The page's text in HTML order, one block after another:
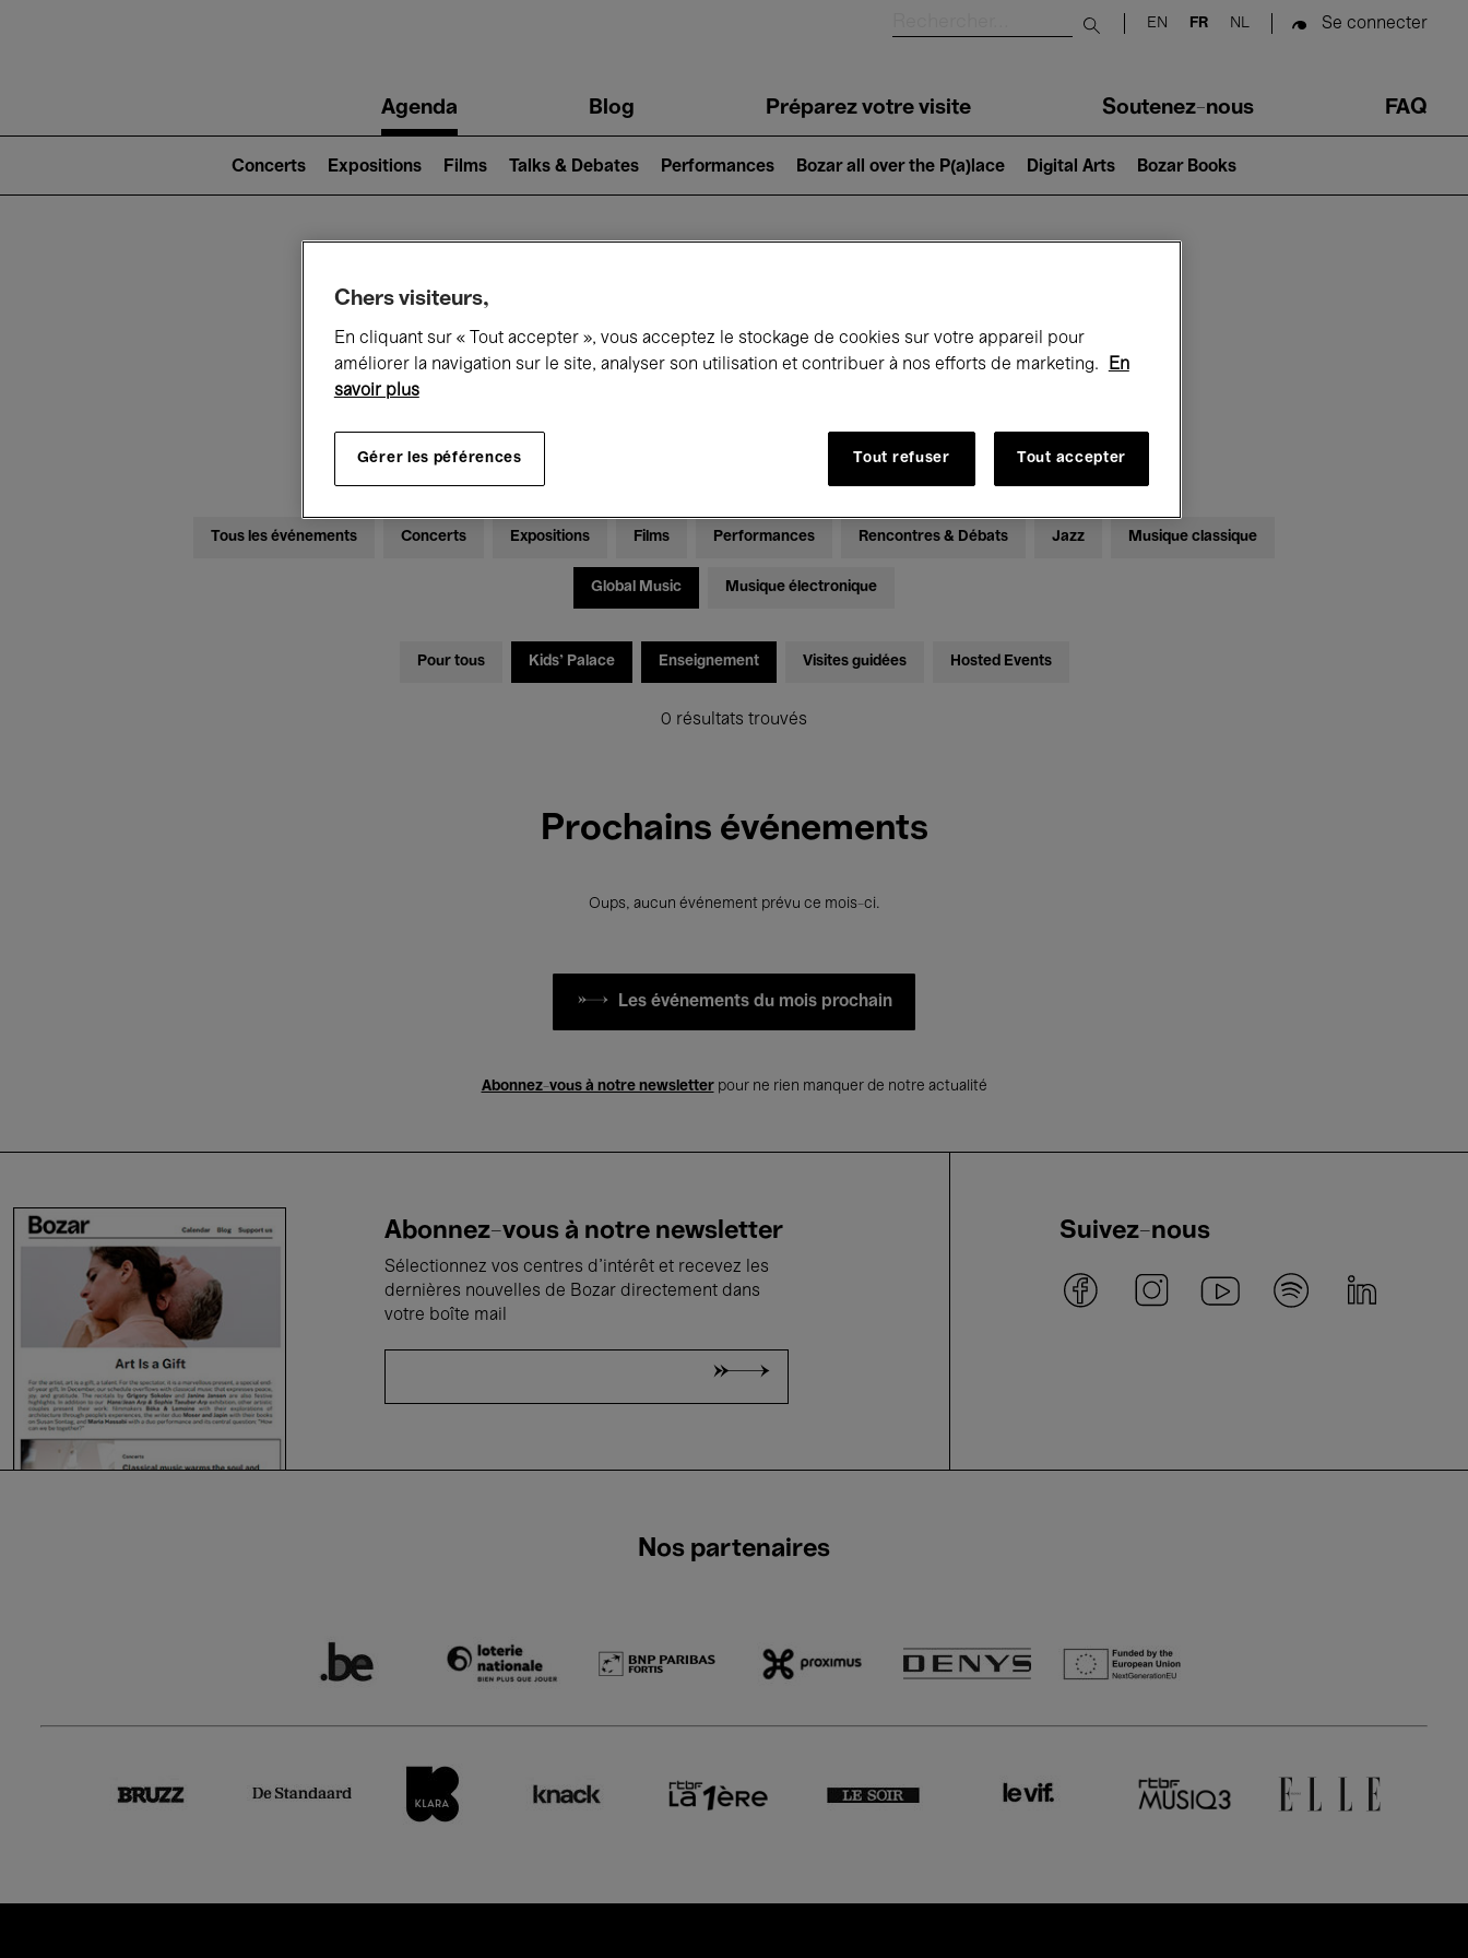
Submit search
EN FR NL Se connecter
navigationAgenda Blog Préparez votre visite Soutenez-nous FAQ
2)
Concerts Expositions Films Talks & Debates Performances Bozar all over the P(a)lace Digital Arts Bozar Books
Ce qui se passe à Bozar
Tous les événements Concerts Expositions Films Performances Rencontres & Débats Jazz Musique classique
Global Music Musique électronique
Pour tous Kids’ Palace Enseignement Visites guidées Hosted Events
0 résultats trouvés
Prochains événements
Oups, aucun événement prévu ce mois-ci.
Les événements du mois prochain
Abonnez-vous à notre newsletterpour ne rien manquer de notre actualité
Abonnez-vous à notre newsletter
Sélectionnez vos centres d'intérêt et recevez les
dernières nouvelles de Bozar directement dans
votre boîte mail
Suivez-nous
Nos partenaires
Chers visiteurs,
En cliquant sur « Tout accepter », vous acceptez le stockage de cookies sur votre appareil pour
améliorer la navigation sur le site, analyser son utilisation et contribuer à nos efforts de marketing.
En
savoir plus
Gérer les péférences Tout refuser Tout accepter